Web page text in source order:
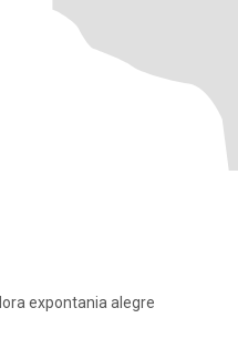
expontania alegre